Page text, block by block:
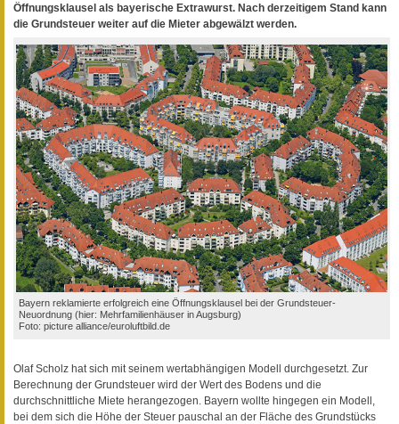
Öffnungsklausel als bayerische Extrawurst. Nach derzeitigem Stand kann
die Grundsteuer weiter auf die Mieter abgewälzt werden.
Bayern reklamierte erfolgreich eine Öffnungsklausel bei der Grundsteuer-
Neuordnung (hier: Mehrfamilienhäuser in Augsburg)
Foto: picture alliance/euroluftbild.de
Olaf Scholz hat sich mit seinem wertabhängigen Modell durchgesetzt. Zur
Berechnung der Grundsteuer wird der Wert des Bodens und die
durchschnittliche Miete herangezogen. Bayern wollte hingegen ein Modell,
bei dem sich die Höhe der Steuer pauschal an der Fläche des Grundstücks